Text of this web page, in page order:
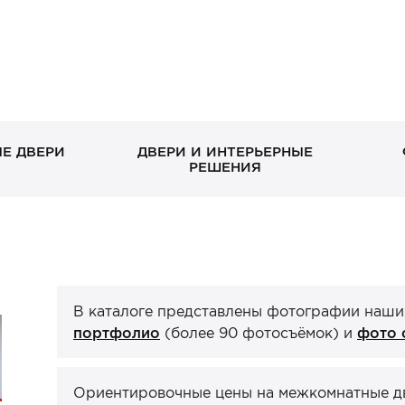
ДВЕРИ
ХИТ
ДВЕРИ И ИНТЕРЬЕРНЫЕ
РЕШЕНИЯ
Стеновые панели Порталы ХИТ
В каталоге представлены фотографии
портфолио (более 90 фотосъёмок) и фото
Ориентировочные цены на межкомнатные